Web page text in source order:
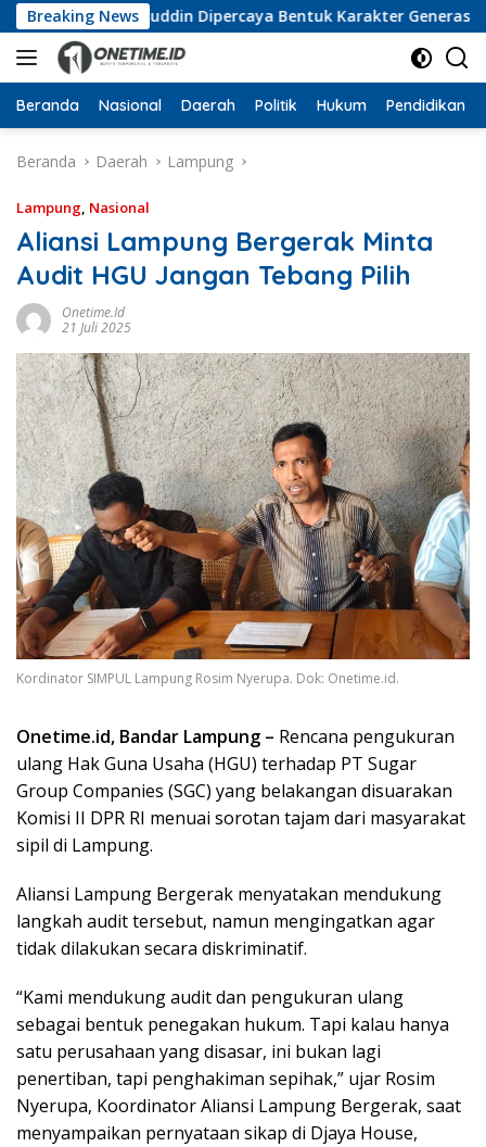
Langsung
ke
konten
Breaking News
Jamaluddin Dipercaya Bentuk Karakter Generasi Muda
Beranda Nasional Daerah Politik Hukum Pendidikan
Beranda Daerah Lampung
Lampung, Nasional
Aliansi Lampung Bergerak Minta
Audit HGU Jangan Tebang Pilih
Onetime.id
21 Juli 2025
Kordinator SIMPUL Lampung Rosim Nyerupa. Dok: Onetime.id.
Onetime.id, Bandar Lampung – Rencana pengukuran
ulang Hak Guna Usaha (HGU) terhadap PT Sugar
Group Companies (SGC) yang belakangan disuarakan
Komisi II DPR RI menuai sorotan tajam dari masyarakat
sipil di Lampung.
Aliansi Lampung Bergerak menyatakan mendukung
langkah audit tersebut, namun mengingatkan agar
tidak dilakukan secara diskriminatif.
“Kami mendukung audit dan pengukuran ulang
sebagai bentuk penegakan hukum. Tapi kalau hanya
satu perusahaan yang disasar, ini bukan lagi
penertiban, tapi penghakiman sepihak,” ujar Rosim
Nyerupa, Koordinator Aliansi Lampung Bergerak, saat
menyampaikan pernyataan sikap di Djaya House,